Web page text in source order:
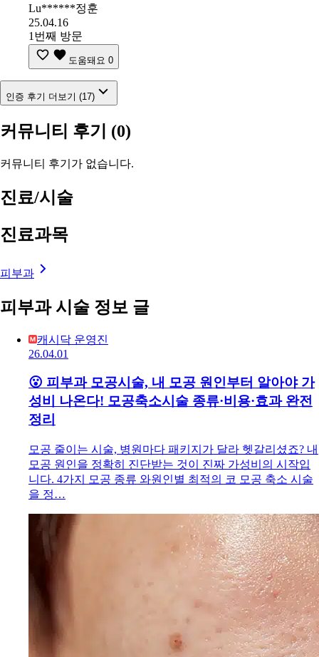
Lu******정훈
25.04.16
1번째 방문
도움돼요 0
인증 후기 더보기 (17)
커뮤니티 후기 (0)
커뮤니티 후기가 없습니다.
진료/시술
진료과목
피부과
피부과 시술 정보 글
캐시닥 운영진
26.04.01
😮 피부과 모공시술, 내 모공 원인부터 알아야 가
성비 나온다! 모공축소시술 종류·비용·효과 완전
정리
모공 줄이는 시술, 병원마다 패키지가 달라 헷갈리셨죠? 내
모공 원인을 정확히 진단받는 것이 진짜 가성비의 시작입
니다. 4가지 모공 종류 와원인별 최적의 코 모공 축소 시술
을 정…